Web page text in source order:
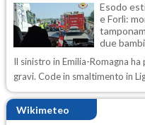
Esodo
e Forlì:
due
Il sinistro in Emilia-Romagna
gravi. Code in smaltimento in
Wikimeteo